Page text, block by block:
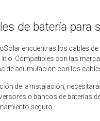
de batería para
encuentras los cables
litio. Compatibles con las
de acumulación con los
de la instalación,
o bancos de baterías
seguro.